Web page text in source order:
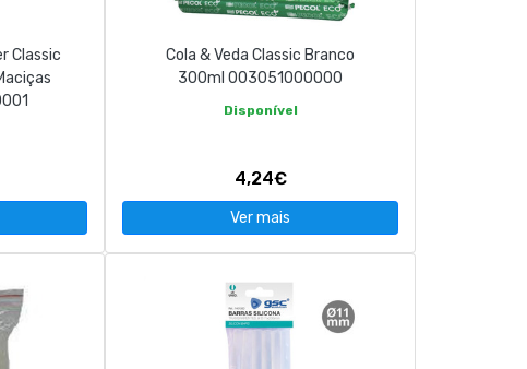
Classic
Cola & Veda Classic Branco
300ml 003051000000
Disponível
4,24€
Ver mais